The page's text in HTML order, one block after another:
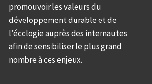
promouvoir les valeurs du
développement durable et de
l’écologie auprès des internautes
afin de sensibiliser le plus grand
nombre à ces enjeux.